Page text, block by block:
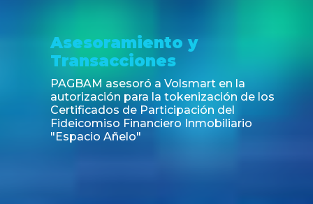
Asesoramiento y
Transacciones
PAGBAM asesoró a Volsmart en la
autorización para la tokenización de los
Certificados de Participación del
Fideicomiso Financiero Inmobiliario
"Espacio Añelo"